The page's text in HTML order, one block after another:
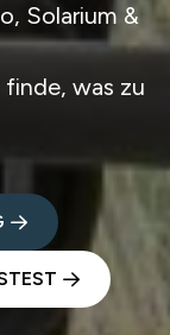
Solarium &
was zu